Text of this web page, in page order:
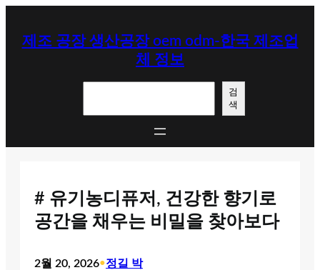
제조 공장 생산공장 oem odm-한국 제조업
체 정보
검
색
# 유기농디퓨저, 건강한 향기로
공간을 채우는 비밀을 찾아보다
2월 20, 2026•정길 박